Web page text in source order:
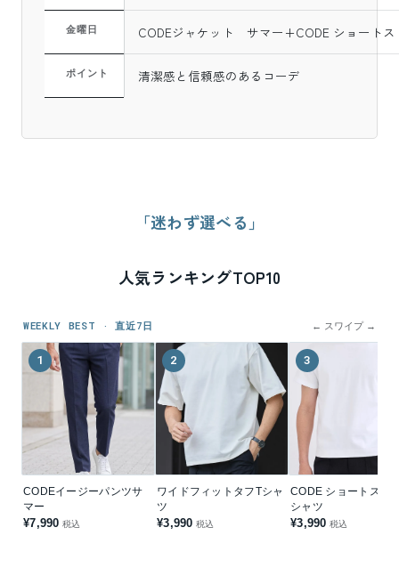
金曜日 CODEジャケット サマー+CODE ショート
ポイント 清潔感と信頼感のあるコーデ
「迷わず選べる」
人気ランキングTOP10
WEEKLY BEST · 直近7日 ← スワイプ →
1
CODEイージーパンツサ
マー
¥7,990 税込
2
ワイドフィットタフTシャ
ツ
¥3,990 税込
3
CODE ショートスリ
シャツ
¥3,990 税込